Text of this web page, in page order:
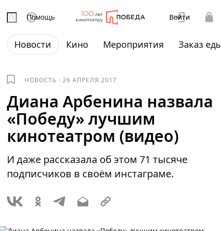
Помощь Войти
Новости Кино Мероприятия Заказ
НОВОСТЬ ·26 АПРЕЛЯ 2017
Диана Арбенина назвала
«Победу» лучшим
кинотеатром (видео)
И даже рассказала об этом 71 тысяче
подписчиков в своём инстаграме.